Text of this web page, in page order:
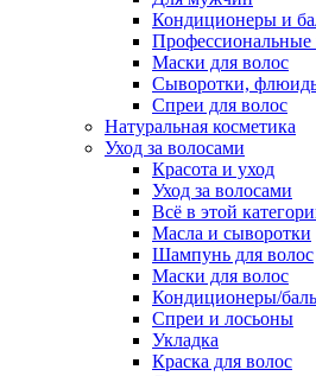
Кондиционеры и
Маски для волос
Сыворотки,
Спреи для волос
Натуральная косметика
Уход за волосами
Красота и уход
Уход за волосами
Всё в этой
Масла и сыворотки
Шампунь для волос
Маски для волос
Кондиционеры/
Спреи и лосьоны
Укладка
Краска для волос